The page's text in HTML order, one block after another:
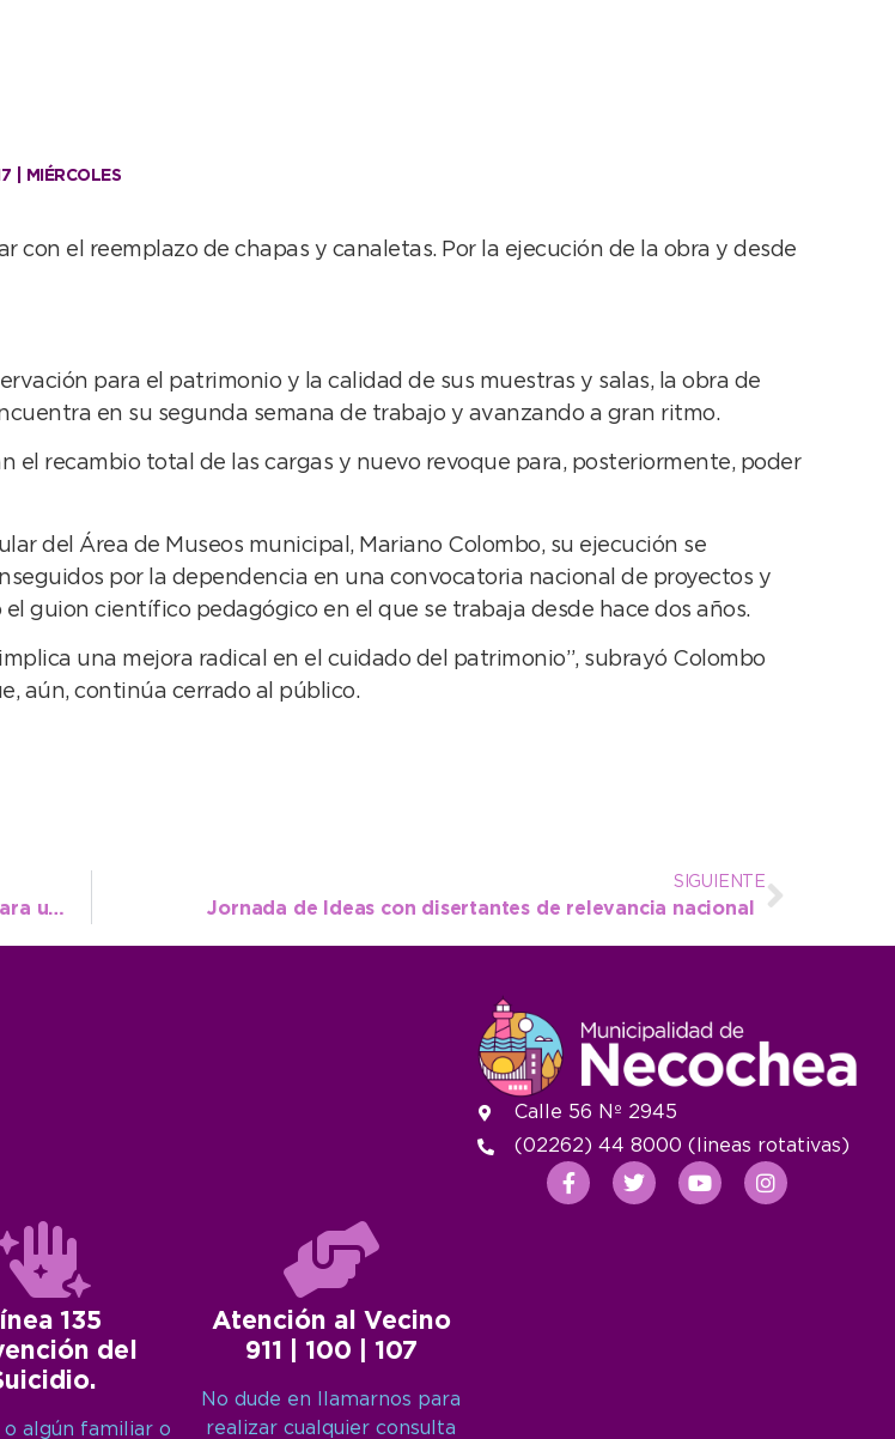
| MIÉRCOLES
con el reemplazo de chapas y canaletas. Por la ejecución de la obra y desde
para el patrimonio y la calidad de sus muestras y salas, la obra de
en su segunda semana de trabajo y avanzando a gran ritmo.
el recambio total de las cargas y nuevo revoque para, posteriormente, poder
del Área de Museos municipal, Mariano Colombo, su ejecución se
por la dependencia en una convocatoria nacional de proyectos y
guion científico pedagógico en el que se trabaja desde hace dos años.
una mejora radical en el cuidado del patrimonio”, subrayó Colombo
aún, continúa cerrado al público.
Orgullo de la Escuela Municipal: Mauro Cabrera designado para una capacitación internacional
SIGUIENTE
Jornada de Ideas con disertantes de relevancia nacional
135
del
o algún familiar o
Atención al Vecino
911 | 100 | 107
No dude en llamarnos para
realizar cualquier consulta
Calle 56 Nº 2945
(02262) 44 8000 (lineas rotativas)